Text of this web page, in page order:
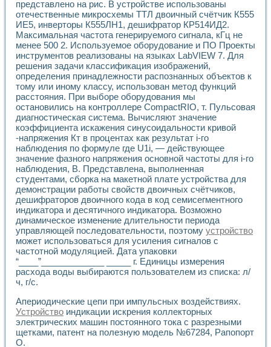
Исследование возможности реставрации одномерных
Использование технологий NATIONAL INSTRUMENTS в
Разработка модификаций алгоритма полигармонической
Учебный стенд для исследования принципа действия
Виртуальная система поддержки принимаемых решений в
Преемственность дисциплин «Моделирование систем» и
Универсальный стенд для исследования электрических
Лабораторные практикумы по информационно-
Виртуальный измеритель частотных характеристик на
Лабораторный практикум по основам теории Коммутации
Разработка виртуальной лабораторной работы
Виртуальные практикумы по электротехнике в среде
Из опыта внедрения в рамках национального проекта
Исследование эффективности решателей
Опыт разработки LabVIEW лабораторных практикумов
Проблемы повышения качества образования и
Развитие LabVIEW лабораторного практикума по
Разработка виртуальной лаборатории по электротехнике
Усовершенствованные алгоритмы частотного анализа
Об опыте работы учебного центра «Технологии
Технологии NI в магистерской программе «Прикладная
Система диагностики двигателей постоянного тока
Автоматизированный стенд формирования
Лабораторный практикум по курсу ИИС на базе
Учебные заведения
Бизнес
Контакты
представлено на рис. В устройстве использованы
отечественные микросхемы ТТЛ двоичный счётчик К555
ИЕ5, инверторы К555ЛН1, дешифратор КР514ИД2.
Максимальная частота генерируемого сигнала, кГц не
менее 500 2. Используемое оборудование и ПО Проекты
инструментов реализованы на языках LabVIEW 7. Для
решения задачи классификация изображений,
определения принадлежности распознанных объектов к
тому или иному классу, использован метод функций
расстояния. При выборе оборудования мы
остановились на контроллере CompactRIO, т. Пульсовая
диагностическая система. Вычисляют значение
коэффициента искажения синусоидальности кривой
-напряжения Кт в процентах как результат i-го
наблюдения по формуле где U1i, — действующее
значение фазного напряжения основной частоты для i-го
наблюдения, В. Представлена, выполненная
студентами, сборка на макетной плате устройства для
демонстрации работы свойств двоичных счётчиков,
дешифраторов двоичного кода в код семисегментного
индикатора и десятичного индикатора. Возможно
динамическое изменение длительности периода
управляющей последовательности, поэтому устройство
может использоваться для усиления сигналов с
частотной модуляцией. Дата упаковки
“____”_____________ _____ г. Единицы измерения
расхода воды выбираются пользователем из списка: л/
ч, г/с.
Апериодические цепи при импульсных воздействиях.
Устройство индикации искрения коллекторных
электрических машин постоянного тока с разрезными
щетками, патент на полезную модель №67284, Рапопорт
О.